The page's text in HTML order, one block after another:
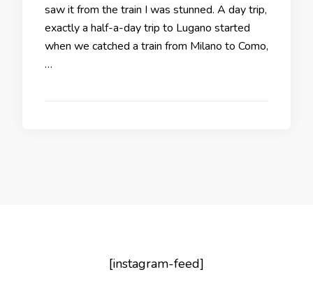
saw it from the train I was stunned. A day trip,
exactly a half-a-day trip to Lugano started
when we catched a train from Milano to Como,
…
[instagram-feed]